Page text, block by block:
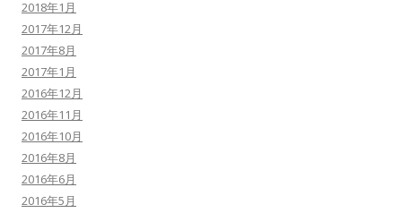
2018年1月
2017年12月
2017年8月
2017年1月
2016年12月
2016年11月
2016年10月
2016年8月
2016年6月
2016年5月